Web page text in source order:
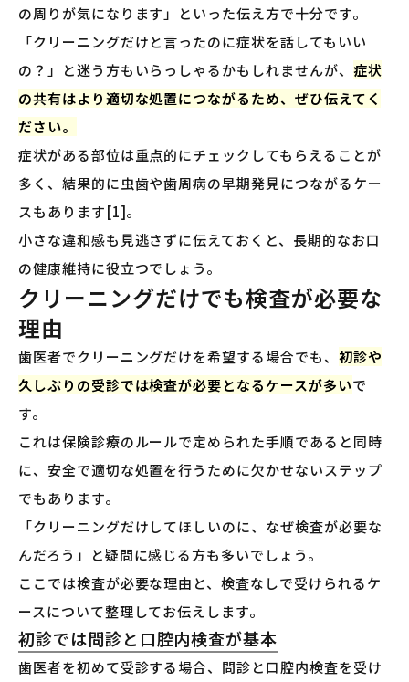
の周りが気になります」といった伝え方で十分です。
「クリーニングだけと言ったのに症状を話してもいい
の？」と迷う方もいらっしゃるかもしれませんが、 症状
の共有はより適切な処置につながるため、ぜひ伝えてく
ださい。
症状がある部位は重点的にチェックしてもらえることが
多く、結果的に虫歯や歯周病の早期発見につながるケー
スもあります[1]。
小さな違和感も見逃さずに伝えておくと、長期的なお口
の健康維持に役立つでしょう。
クリーニングだけでも検査が必要な
理由
歯医者でクリーニングだけを希望する場合でも、 初診や
久しぶりの受診では検査が必要となるケースが多いで
す。
これは保険診療のルールで定められた手順であると同時
に、安全で適切な処置を行うために欠かせないステップ
でもあります。
「クリーニングだけしてほしいのに、なぜ検査が必要な
んだろう」と疑問に感じる方も多いでしょう。
ここでは検査が必要な理由と、検査なしで受けられるケ
ースについて整理してお伝えします。
初診では問診と口腔内検査が基本
歯医者を初めて受診する場合、問診と口腔内検査を受け